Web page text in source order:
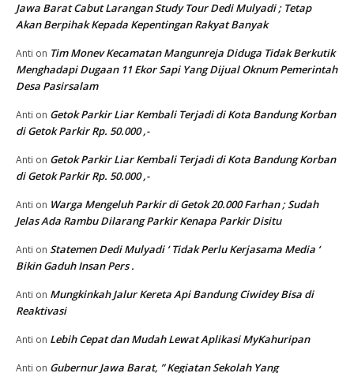
Jawa Barat Cabut Larangan Study Tour Dedi Mulyadi ; Tetap
Akan Berpihak Kepada Kepentingan Rakyat Banyak
Anti on Tim Monev Kecamatan Mangunreja Diduga Tidak Berkutik
Menghadapi Dugaan 11 Ekor Sapi Yang Dijual Oknum Pemerintah
Desa Pasirsalam
Anti on Getok Parkir Liar Kembali Terjadi di Kota Bandung Korban
di Getok Parkir Rp. 50.000 ,-
Anti on Getok Parkir Liar Kembali Terjadi di Kota Bandung Korban
di Getok Parkir Rp. 50.000 ,-
Anti on Warga Mengeluh Parkir di Getok 20.000 Farhan ; Sudah
Jelas Ada Rambu Dilarang Parkir Kenapa Parkir Disitu
Anti on Statemen Dedi Mulyadi ‘ Tidak Perlu Kerjasama Media ‘
Bikin Gaduh Insan Pers .
Anti on Mungkinkah Jalur Kereta Api Bandung Ciwidey Bisa di
Reaktivasi
Anti on Lebih Cepat dan Mudah Lewat Aplikasi MyKahuripan
Anti on Gubernur Jawa Barat, ” Kegiatan Sekolah Yang